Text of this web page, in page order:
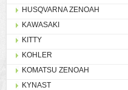
HUSQVARNA ZENOAH
KAWASAKI
KITTY
KOHLER
KOMATSU ZENOAH
KYNAST